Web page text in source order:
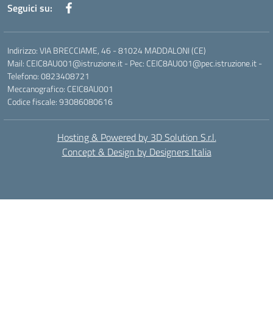
Seguici su:
Indirizzo: VIA BRECCIAME, 46 - 81024 MADDALONI (CE)
Mail: CEIC8AU001@istruzione.it - Pec: CEIC8AU001@pec.istruzione.it -
Telefono: 0823408721
Meccanografico: CEIC8AU001
Codice fiscale: 93086080616
Hosting & Powered by 3D Solution S.r.l.
Concept & Design by Designers Italia